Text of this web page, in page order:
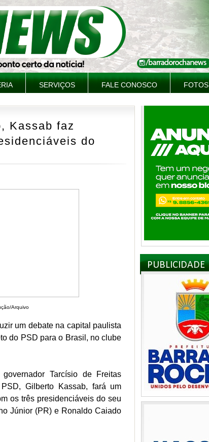
SERVIÇOS FALE CONOSCO FOTOS
Kassab faz
do
Arquivo
um debate na capital paulista
do PSD para o Brasil, no clube
Tarcísio de Freitas
Gilberto Kassab, fará um
os três presidenciáveis do seu
Júnior (PR) e Ronaldo Caiado
PUBLICIDADE